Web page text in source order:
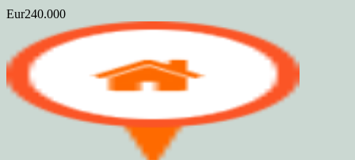
Eur240.000